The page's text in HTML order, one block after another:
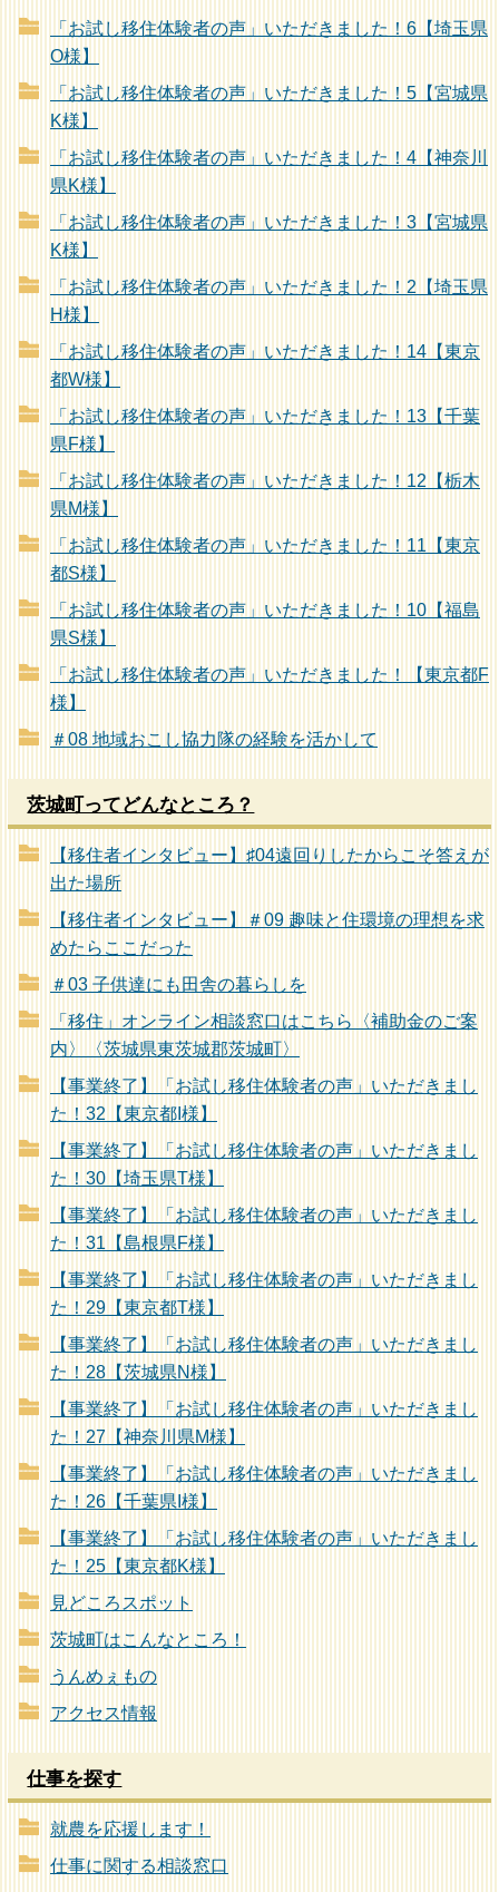
「お試し移住体験者の声」いただきました！6【埼玉県
O様】
「お試し移住体験者の声」いただきました！5【宮城県
K様】
「お試し移住体験者の声」いただきました！4【神奈川
県K様】
「お試し移住体験者の声」いただきました！3【宮城県
K様】
「お試し移住体験者の声」いただきました！2【埼玉県
H様】
「お試し移住体験者の声」いただきました！14【東京
都W様】
「お試し移住体験者の声」いただきました！13【千葉
県F様】
「お試し移住体験者の声」いただきました！12【栃木
県M様】
「お試し移住体験者の声」いただきました！11【東京
都S様】
「お試し移住体験者の声」いただきました！10【福島
県S様】
「お試し移住体験者の声」いただきました！【東京都F
様】
＃08 地域おこし協力隊の経験を活かして
茨城町ってどんなところ？
【移住者インタビュー】♯04遠回りしたからこそ答えが
出た場所
【移住者インタビュー】＃09 趣味と住環境の理想を求
めたらここだった
＃03 子供達にも田舎の暮らしを
「移住」オンライン相談窓口はこちら〈補助金のご案
内〉〈茨城県東茨城郡茨城町〉
【事業終了】「お試し移住体験者の声」いただきまし
た！32【東京都I様】
【事業終了】「お試し移住体験者の声」いただきまし
た！30【埼玉県T様】
【事業終了】「お試し移住体験者の声」いただきまし
た！31【島根県F様】
【事業終了】「お試し移住体験者の声」いただきまし
た！29【東京都T様】
【事業終了】「お試し移住体験者の声」いただきまし
た！28【茨城県N様】
【事業終了】「お試し移住体験者の声」いただきまし
た！27【神奈川県M様】
【事業終了】「お試し移住体験者の声」いただきまし
た！26【千葉県I様】
【事業終了】「お試し移住体験者の声」いただきまし
た！25【東京都K様】
見どころスポット
茨城町はこんなところ！
うんめぇもの
アクセス情報
仕事を探す
就農を応援します！
仕事に関する相談窓口